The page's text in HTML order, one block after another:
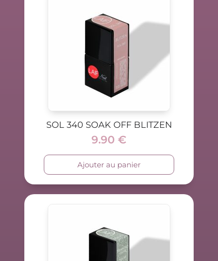
SOL 340 SOAK OFF BLITZEN
9.90 €
Ajouter au panier